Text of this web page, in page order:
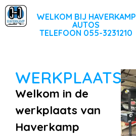
WELKOM BIJ HAVERKAMP
AUTOS
TELEFOON 055-3231210
WERKPLAATS
Welkom in de
werkplaats van
Haverkamp